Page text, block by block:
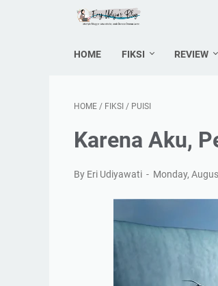
HOME FIKSI REVIEW
HOME / FIKSI / PUISI
Karena Aku,
By Eri Udiyawati Monday,